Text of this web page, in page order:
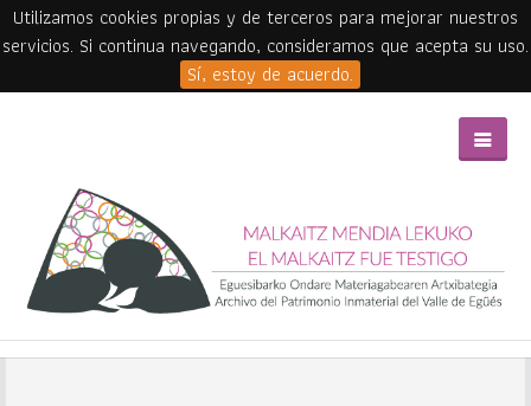
Utilizamos cookies propias y de terceros para mejorar nuestros
servicios. Si continua navegando, consideramos que acepta su uso.
Sí, estoy de acuerdo.